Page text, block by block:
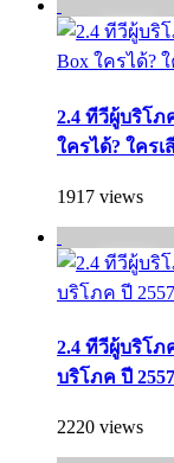
2.4 ทีวีผู้บริโภ
ใครได้? ใครเ
1917 views
2.4 ทีวีผู้บริโภ
บริโภค ปี 2557
2220 views